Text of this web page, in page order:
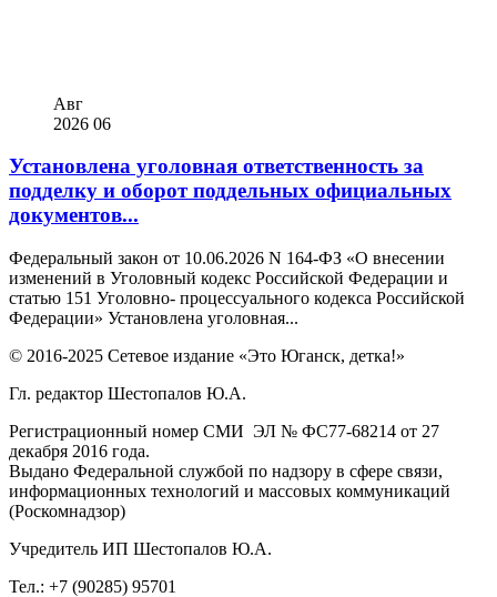
Авг
2026 06
Установлена уголовная ответственность за
подделку и оборот поддельных официальных
документов...
Федеральный закон от 10.06.2026 N 164-ФЗ «О внесении
изменений в Уголовный кодекс Российской Федерации и
статью 151 Уголовно- процессуального кодекса Российской
Федерации» Установлена уголовная...
© 2016-2025 Сетевое издание «Это Юганск, детка!»
Гл. редактор Шестопалов Ю.А.
Регистрационный номер СМИ ЭЛ № ФС77-68214 от 27
декабря 2016 года.
Выдано Федеральной службой по надзору в сфере связи,
информационных технологий и массовых коммуникаций
(Роскомнадзор)
Учредитель ИП Шестопалов Ю.А.
Тел.: +7 (90285) 95701